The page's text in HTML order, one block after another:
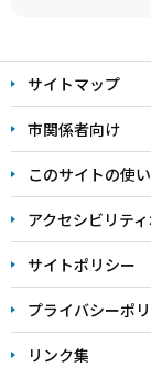
文
こ
こ
ま
で
サイトマップ
市関係者向け
このサイトの使
アクセシビリテ
サイトポリシー
プライバシーポ
リンク集